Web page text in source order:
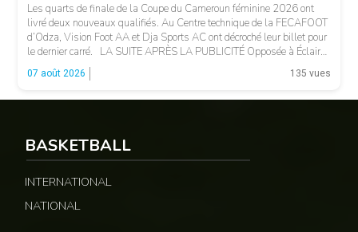
Les quarts de finale de la Coupe du Cameroun féminine 2026 ont
livré deux nouveaux qualifiés. Au Centre technique de la FECAFOOT
d’Odza, Vision Foot AA et Dja Sports AC ont décroché leur billet pour
le dernier carré. LA SUITE APRÈS LA PUBLICITÉ Opposée à Éclair
FF, Vision Foot a dû patienter jusqu’à la […]
07 août 2026 135 vues
BASKETBALL
INTERNATIONAL
NATIONAL